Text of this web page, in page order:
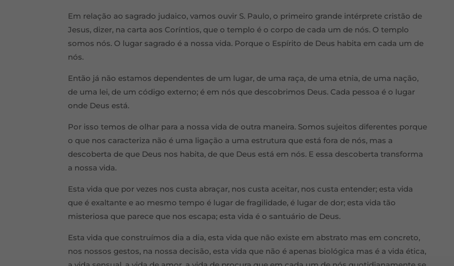
Em relação ao sagrado judaico, vamos ouvir S. Paulo, o primeiro grande intérprete cristão de
Jesus, dizer, na carta aos Coríntios, que o templo é o corpo de cada um de nós. O templo
somos nós. O lugar sagrado é a nossa vida. Porque o Espírito de Deus habita em cada um de
nós.
Então já não estamos dependentes de um lugar, de uma raça, de uma etnia, de uma nação,
de uma lei, de um código externo; é em nós que descobrimos Deus. Cada pessoa é o lugar
onde Deus está.
Por isso temos de olhar para a nossa vida de outra maneira. Somos sujeitos diferentes porque
o que nos caracteriza não é uma ligação a uma estrutura que está fora de nós, mas a
descoberta de que Deus nos habita, de que Deus está em nós. E essa descoberta transforma
a nossa vida.
Esta vida que por vezes nos custa abraçar, nos custa aceitar, nos custa entender; esta vida
que é exaltante e ao mesmo tempo é lugar de fragilidade, é lugar de dor; esta vida tão
misteriosa que parece que nos escapa; esta vida é o santuário de Deus.
Esta vida que construímos dia a dia, esta vida que não existe em abstrato mas em concreto,
nos nossos gestos, na nossa decisão, esta vida que não é apenas biológica mas é a vida ética,